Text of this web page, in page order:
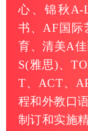
心、锦秋A-
书、AF国际
育、清美A
S(雅思)、
T、ACT、
程和外教口
制订和实施